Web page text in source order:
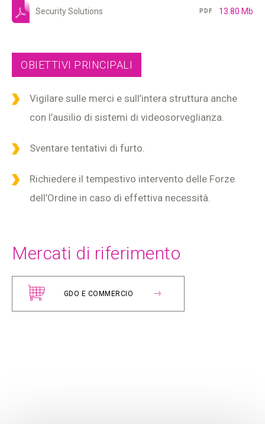
Security Solutions PDF 13.80 Mb
OBIETTIVI PRINCIPALI
Vigilare sulle merci e sull’intera struttura anche
con l’ausilio di sistemi di videosorveglianza.
Sventare tentativi di furto.
Richiedere il tempestivo intervento delle Forze
dell’Ordine in caso di effettiva necessità.
Mercati di riferimento
GDO E COMMERCIO